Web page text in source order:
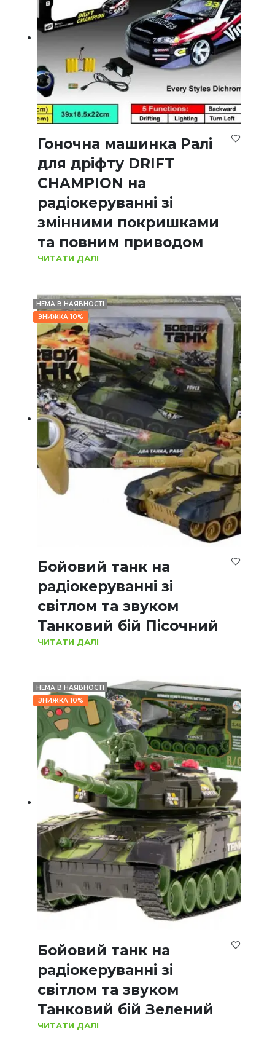
Гоночна машинка Ралі
для дріфту DRIFT
CHAMPION на
радіокеруванні зі
змінними покришками
та повним приводом
ЧИТАТИ ДАЛІ
НЕМА В НАЯВНОСТІ
ЗНИЖКА 10%
Бойовий танк на
радіокеруванні зі
світлом та звуком
Танковий бій Пісочний
ЧИТАТИ ДАЛІ
НЕМА В НАЯВНОСТІ
ЗНИЖКА 10%
Бойовий танк на
радіокеруванні зі
світлом та звуком
Танковий бій Зелений
ЧИТАТИ ДАЛІ